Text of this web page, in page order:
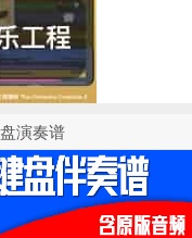
演奏谱